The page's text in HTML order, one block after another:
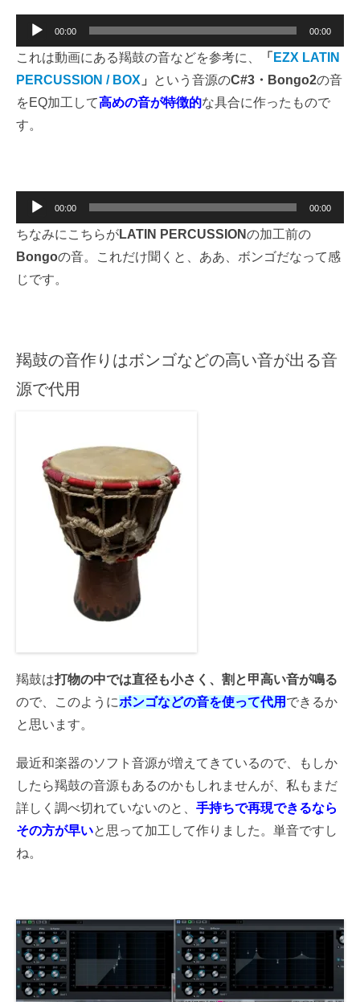
声
00:00 00:00
これは動画にある羯鼓の音などを参考に、 「 EZX LATIN
PERCUSSION / BOX 」 という音源のC#3・Bongo2の音
をEQ加工して高めの音が特徴的な具合に作ったもので
す。
声
00:00 00:00
ちなみにこちらがLATIN PERCUSSIONの加工前の
Bongoの音。
これだけ聞くと、ああ、ボンゴだなって感
じです。
羯鼓の音作りはボンゴなどの高い音が出る音
源で代用
羯鼓は打物の中では直径も小さく、割と甲高い音が鳴る
ので、このようにボンゴなどの音を使って代用 できるか
と思います。
最近和楽器のソフト音源が増えてきているので、もしか
したら羯鼓の音源もあるのかもしれませんが 、私もまだ
詳しく調べ切れていないのと、 手持ちで再現できるなら
その方が早いと思って加工して作りました。単音ですし
ね。